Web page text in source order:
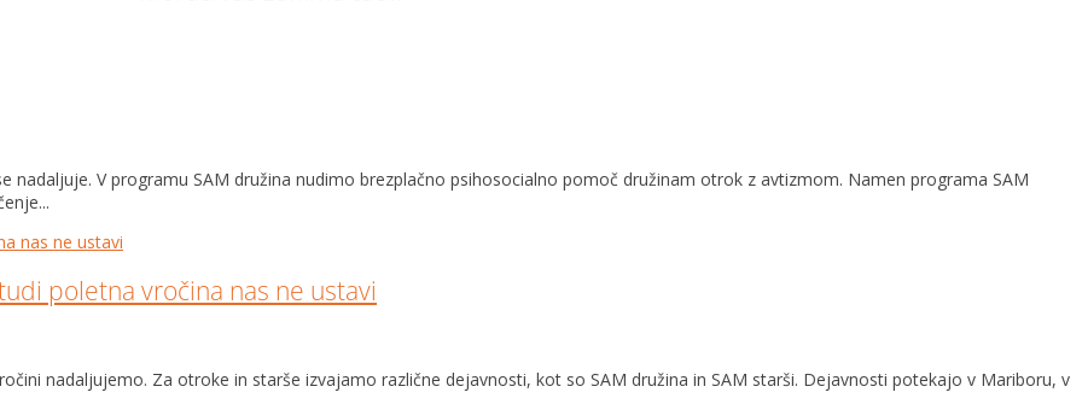
nadaljuje. V programu SAM družina nudimo brezplačno psihosocialno pomoč družinam otrok z avtizmom. Namen programa SAM
poletna vročina nas ne ustavi
nadaljujemo. Za otroke in starše izvajamo različne dejavnosti, kot so SAM družina in SAM starši. Dejavnosti potekajo v Mariboru, v